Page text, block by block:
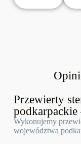
Przewierty
podkarpackie
Wykonujemy
województwa